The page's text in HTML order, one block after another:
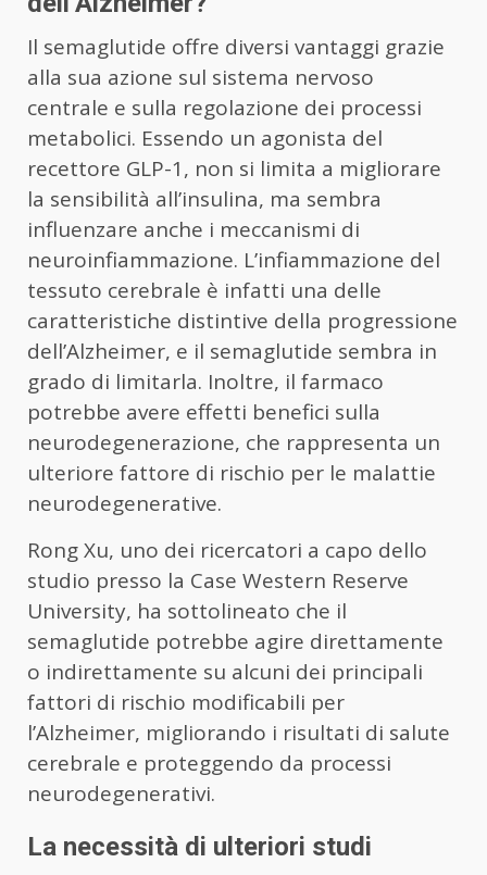
Il semaglutide offre diversi vantaggi grazie
alla sua azione sul sistema nervoso
centrale e sulla regolazione dei processi
metabolici. Essendo un agonista del
recettore GLP-1, non si limita a migliorare
la sensibilità all’insulina, ma sembra
influenzare anche i meccanismi di
neuroinfiammazione. L’infiammazione del
tessuto cerebrale è infatti una delle
caratteristiche distintive della progressione
dell’Alzheimer, e il semaglutide sembra in
grado di limitarla. Inoltre, il farmaco
potrebbe avere effetti benefici sulla
neurodegenerazione, che rappresenta un
ulteriore fattore di rischio per le malattie
neurodegenerative.
Rong Xu, uno dei ricercatori a capo dello
studio presso la Case Western Reserve
University, ha sottolineato che il
semaglutide potrebbe agire direttamente
o indirettamente su alcuni dei principali
fattori di rischio modificabili per
l’Alzheimer, migliorando i risultati di salute
cerebrale e proteggendo da processi
neurodegenerativi.
La necessità di ulteriori studi